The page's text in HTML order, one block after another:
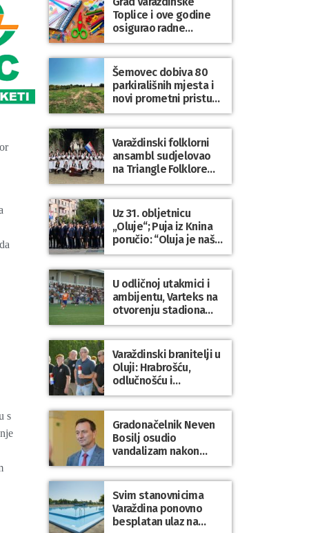
s
Bartolovečki
Toplice i ove godine
osigurao radne
bilježnice i dodatni
obrazovni materijal za
sve osnovnoškolce
Šemovec dobiva 80
parkirališnih mjesta i
novi prometni pristup
groblju
Varaždinski folklorni
ansambl sudjelovao
na Triangle Folklore
Festivalu u Danskoj
Uz 31. obljetnicu
„Oluje“; Puja iz Knina
poručio: “Oluja je naša
najveća pobjeda,
simbol slobode i
zajedništva!”
U odličnoj utakmici i
ambijentu, Varteks na
otvorenju stadiona
odigrao 1:1 s
Mariborom
Varaždinski branitelji u
Oluji: Hrabrošću,
odlučnošću i
zajedništvom do
slobodne Hrvatske!
Gradonačelnik Neven
Bosilj osudio
vandalizam nakon
utakmice NK Varaždin
– HNK Hajduk Split
Svim stanovnicima
Varaždina ponovno
besplatan ulaz na